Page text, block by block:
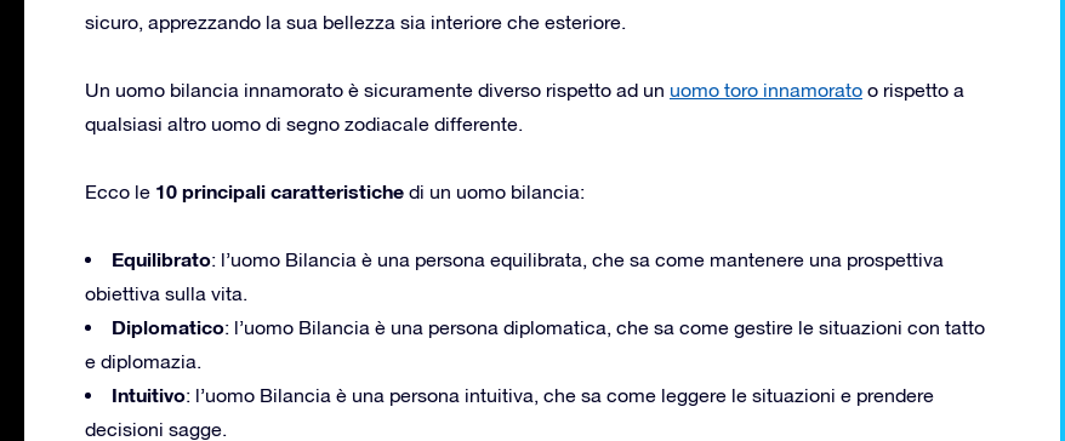
sicuro, apprezzando la sua bellezza sia interiore che esteriore.
Un uomo bilancia innamorato è sicuramente diverso rispetto ad un uomo toro innamorato o rispetto a
qualsiasi altro uomo di segno zodiacale differente.
Ecco le 10 principali caratteristiche di un uomo bilancia:
Equilibrato: l’uomo Bilancia è una persona equilibrata, che sa come mantenere una prospettiva
obiettiva sulla vita.
Diplomatico: l’uomo Bilancia è una persona diplomatica, che sa come gestire le situazioni con tatto
e diplomazia.
Intuitivo: l’uomo Bilancia è una persona intuitiva, che sa come leggere le situazioni e prendere
decisioni sagge.